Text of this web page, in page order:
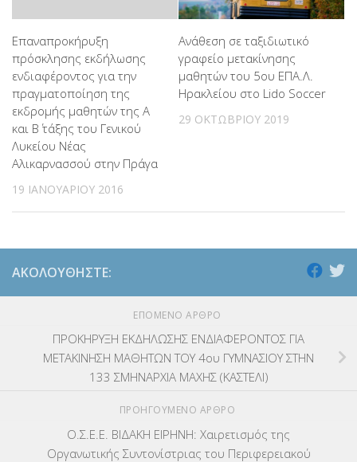
Επαναπροκήρυξη
πρόσκλησης εκδήλωσης
ενδιαφέροντος για την
πραγματοποίηση της
εκδρομής μαθητών της Α
και Β΄ τάξης του Γενικού
Λυκείου Νέας
Αλικαρνασσού στην Πράγα
19 ΙΑΝΟΥΑΡΊΟΥ 2016
Ανάθεση σε ταξιδιωτικό
γραφείο μετακίνησης
μαθητών του 5ου ΕΠΑ.Λ.
Ηρακλείου στο Lido Soccer
29 ΟΚΤΩΒΡΊΟΥ 2019
ΑΚΟΛΟΥΘΉΣΤΕ:
ΕΠΌΜΕΝΟ ΆΡΘΡΟ
ΠΡΟΚΗΡΥΞΗ ΕΚΔΗΛΩΣΗΣ ΕΝΔΙΑΦΕΡΟΝΤΟΣ ΓΙΑ
ΜΕΤΑΚΙΝΗΣΗ ΜΑΘΗΤΩΝ ΤΟΥ 4ου ΓΥΜΝΑΣΙΟΥ ΣΤHN
133 ΣΜΗΝΑΡΧΙΑ ΜΑΧΗΣ (ΚΑΣΤΕΛΙ)
ΠΡΟΗΓΟΎΜΕΝΟ ΆΡΘΡΟ
Ο.Σ.Ε.Ε. ΒΙΔΑΚΗ ΕΙΡΗΝΗ: Χαιρετισμός της
Οργανωτικής Συντονίστριας του Περιφερειακού